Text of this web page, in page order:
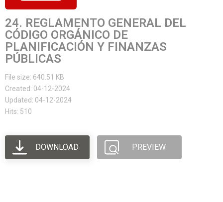
24. REGLAMENTO GENERAL DEL
CÓDIGO ORGÁNICO DE
PLANIFICACIÓN Y FINANZAS
PÚBLICAS
File size: 640.51 KB
Created: 04-12-2024
Updated: 04-12-2024
Hits: 510
DOWNLOAD PREVIEW